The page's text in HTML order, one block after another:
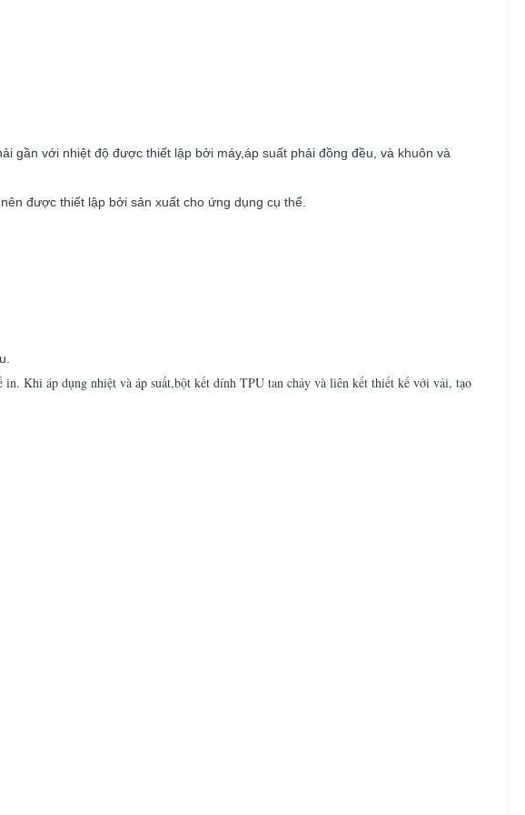
gần với nhiệt độ được thiết lập bởi máy,áp suất phải đồng đều, và khuôn và
được thiết lập bởi sản xuất cho ứng dụng cụ thể.
Khi áp dụng nhiệt và áp suất,bột kết dính TPU tan chảy và liên kết thiết kế với vải, tạo